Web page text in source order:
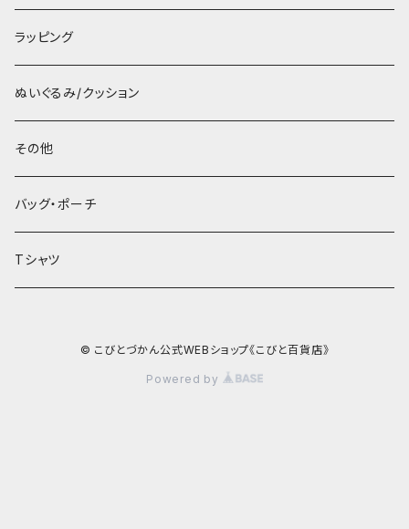
ラッピング
ぬいぐるみ/クッション
その他
バッグ・ポーチ
Tシャツ
© こびとづかん公式WEBショップ《こびと百貨店》
Powered by